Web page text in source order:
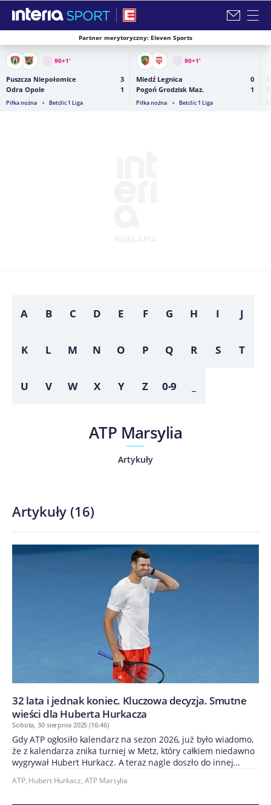
Zamknij i przejdź na stronę główną INTERIA
Partner merytoryczny: Eleven Sports
90+1'
Puszcza Niepołomice
3
Odra Opole
1
Piłka nożna Betclic 1 Liga
90+1'
Miedź Legnica
0
Pogoń Grodzisk Maz.
1
Piłka nożna Betclic 1 Liga
A B C D E F G H I J
K L M N O P Q R S T
U V W X Y Z 0-9
ATP Marsylia
Artykuły
Artykuły (16)
32 lata i jednak koniec. Kluczowa decyzja. Smutne
wieści dla Huberta Hurkacza
Sobota, 30 sierpnia 2025 (16:46)
Gdy ATP ogłosiło kalendarz na sezon 2026, już było wiadomo,
że z kalendarza znika turniej w Metz, który całkiem niedawno
wygrywał Hubert Hurkacz. A teraz nagle doszło do innej...
ATP, Hubert Hurkacz, ATP Marsylia